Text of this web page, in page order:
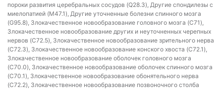
пороки развития церебральных сосудов (Q28.3), Другие спондилезы с
миелопатией (M47.1), Другие уточненные болезни спинного мозга
(G95.8), Злокачественное новообразование головного мозга (C71),
Злокачественное новообразование других и неуточненных черепных
нервов (C72.5), Злокачественное новообразование зрительного нерва
(C72.3), Злокачественное новообразование конского хвоста (C72.1),
Злокачественное новообразование оболочек головного мозга
(C70.0), Злокачественное новообразование оболочек спинного мозга
(C70.1), Злокачественное новообразование обонятельного нерва
(C72.2), Злокачественное новообразование позвоночного столба